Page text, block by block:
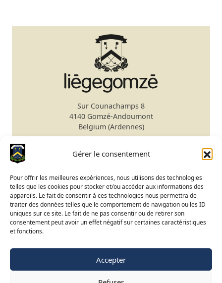
Gérer le consentement
Pour offrir les meilleures expériences, nous utilisons des technologies
telles que les cookies pour stocker et/ou accéder aux informations des
appareils. Le fait de consentir à ces technologies nous permettra de
traiter des données telles que le comportement de navigation ou les ID
uniques sur ce site. Le fait de ne pas consentir ou de retirer son
consentement peut avoir un effet négatif sur certaines caractéristiques
et fonctions.
Accepter
Sur Counachamps 8
4140 Gomzé-Andoumont
Belgium (Ardennes)
Emailsecretariat@gomze.be
Booking & Green fees
Club Calendar
Course status
FR NL EN